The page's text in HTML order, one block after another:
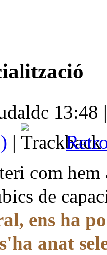
13:48
|
com
de
ens ha
anat